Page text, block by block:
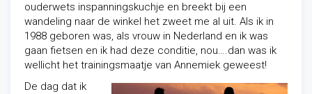
ouderwets inspanningskuchje en breekt bij een
wandeling naar de winkel het zweet me al uit. Als ik in
1988 geboren was, als vrouw in Nederland en ik was
gaan fietsen en ik had deze conditie, nou….dan was ik
wellicht het trainingsmaatje van Annemiek geweest!
De dag dat ik